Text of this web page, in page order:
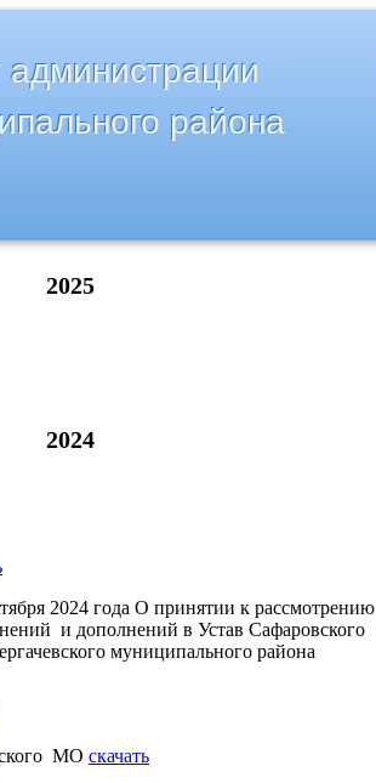
района
2025
2024
2024 года О принятии к рассмотрению
и дополнений в Устав Сафаровского
муниципального района
МО скачать